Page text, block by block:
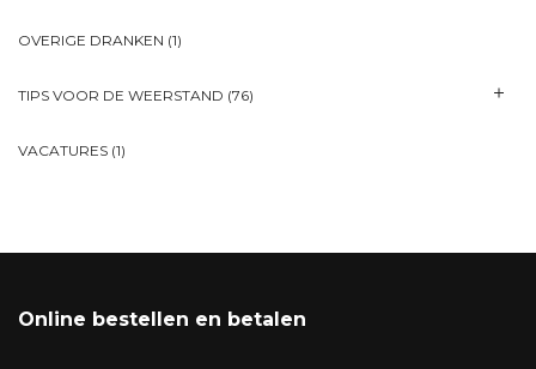
OVERIGE DRANKEN (1)
TIPS VOOR DE WEERSTAND (76)
VACATURES (1)
Online bestellen en betalen